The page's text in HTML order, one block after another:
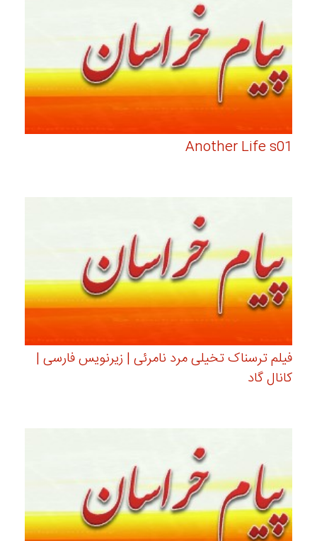
Another Life s01
فیلم ترسناک تخیلی مرد نامرئی | زیرنویس فارسی |
کانال گاد